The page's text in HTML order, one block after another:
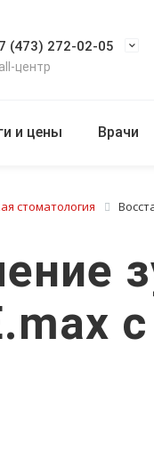
(473) 272-02-05
центр
и цены Врачи
стоматология